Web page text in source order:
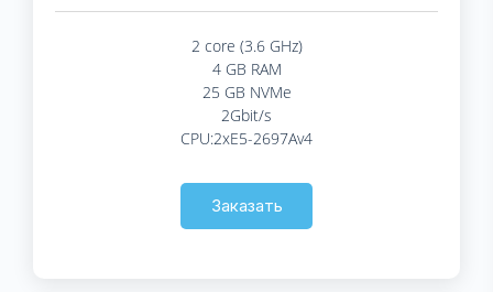
2 core (3.6 GHz)
4 GB RAM
25 GB NVMe
2Gbit/s
CPU:2xE5-2697Av4
Заказать